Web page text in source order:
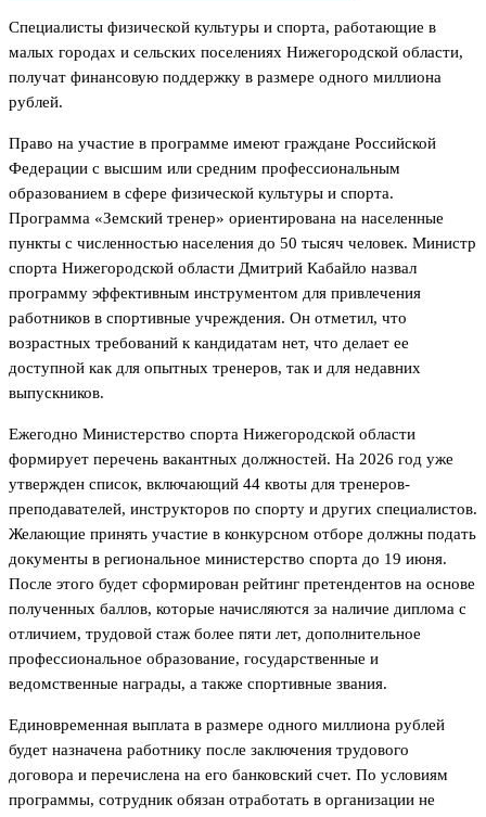
Специалисты физической культуры и спорта, работающие в
малых городах и сельских поселениях Нижегородской области,
получат финансовую поддержку в размере одного миллиона
рублей.
Право на участие в программе имеют граждане Российской
Федерации с высшим или средним профессиональным
образованием в сфере физической культуры и спорта.
Программа «Земский тренер» ориентирована на населенные
пункты с численностью населения до 50 тысяч человек. Министр
спорта Нижегородской области Дмитрий Кабайло назвал
программу эффективным инструментом для привлечения
работников в спортивные учреждения. Он отметил, что
возрастных требований к кандидатам нет, что делает ее
доступной как для опытных тренеров, так и для недавних
выпускников.
Ежегодно Министерство спорта Нижегородской области
формирует перечень вакантных должностей. На 2026 год уже
утвержден список, включающий 44 квоты для тренеров-
преподавателей, инструкторов по спорту и других специалистов.
Желающие принять участие в конкурсном отборе должны подать
документы в региональное министерство спорта до 19 июня.
После этого будет сформирован рейтинг претендентов на основе
полученных баллов, которые начисляются за наличие диплома с
отличием, трудовой стаж более пяти лет, дополнительное
профессиональное образование, государственные и
ведомственные награды, а также спортивные звания.
Единовременная выплата в размере одного миллиона рублей
будет назначена работнику после заключения трудового
договора и перечислена на его банковский счет. По условиям
программы, сотрудник обязан отработать в организации не